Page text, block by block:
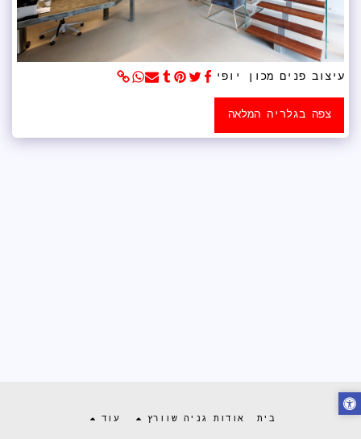
עיצוב פנים מכון יופי
צפה בגלריה המלאה
בית אודות גניה שוורץ עוד